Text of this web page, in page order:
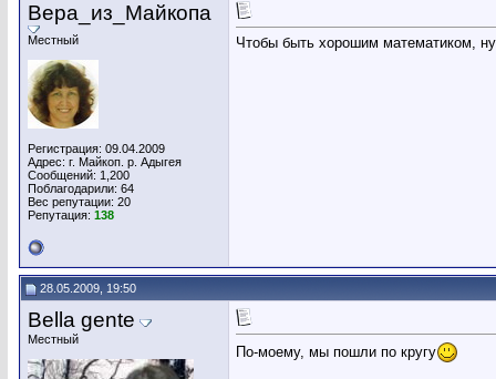
Вера_из_Майкопа
Местный
Регистрация: 09.04.2009
Адрес: г. Майкоп. р. Адыгея
Сообщений: 1,200
Поблагодарили: 64
Вес репутации: 20
Репутация: 138
Чтобы быть хорошим математиком,
28.05.2009, 19:50
Bella gente
Местный
По-моему, мы пошли по кругу